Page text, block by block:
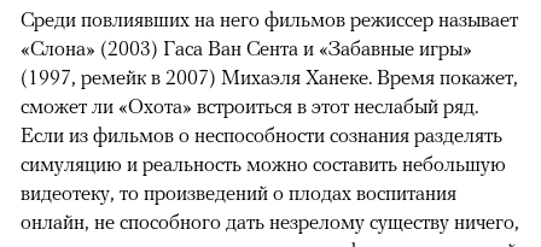
Среди повлиявших на него фильмов режиссер называет
«Слона» (2003) Гаса Ван Сента и «Забавные игры»
(1997, ремейк в 2007) Михаэля Ханеке. Время покажет,
сможет ли «Охота» встроиться в этот неслабый ряд.
Если из фильмов о неспособности сознания разделять
симуляцию и реальность можно составить небольшую
видеотеку, то произведений о плодах воспитания
онлайн, не способного дать незрелому существу ничего,